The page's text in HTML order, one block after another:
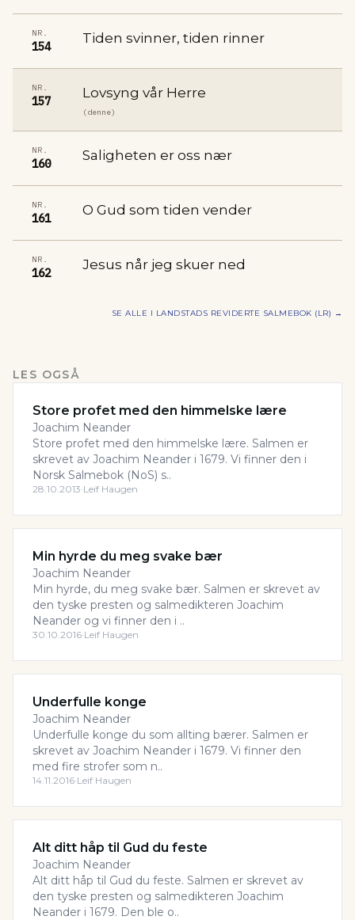
NR.
154
Tiden svinner, tiden rinner
NR.
157
Lovsyng vår Herre
(denne)
NR.
160
Saligheten er oss nær
NR.
161
O Gud som tiden vender
NR.
162
Jesus når jeg skuer ned
SE ALLE I LANDSTADS REVIDERTE SALMEBOK (LR) →
LES OGSÅ
Store profet med den himmelske lære
Joachim Neander
Store profet med den himmelske lære. Salmen er
skrevet av Joachim Neander i 1679. Vi finner den i
Norsk Salmebok (NoS) s..
28.10.2013·Leif Haugen
Min hyrde du meg svake bær
Joachim Neander
Min hyrde, du meg svake bær. Salmen er skrevet av
den tyske presten og salmedikteren Joachim
Neander og vi finner den i ..
30.10.2016·Leif Haugen
Underfulle konge
Joachim Neander
Underfulle konge du som allting bærer. Salmen er
skrevet av Joachim Neander i 1679. Vi finner den
med fire strofer som n..
14.11.2016·Leif Haugen
Alt ditt håp til Gud du feste
Joachim Neander
Alt ditt håp til Gud du feste. Salmen er skrevet av
den tyske presten og salmedikteren Joachim
Neander i 1679. Den ble o..